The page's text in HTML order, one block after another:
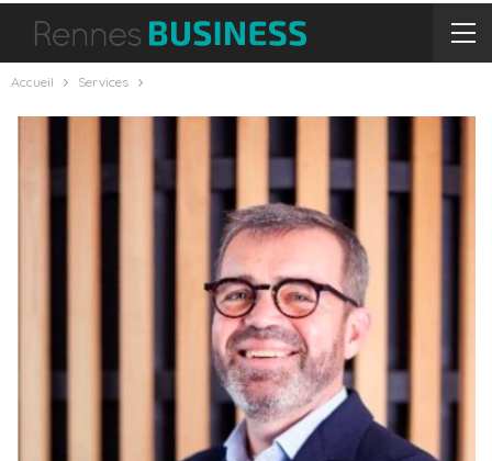
Accueil Services